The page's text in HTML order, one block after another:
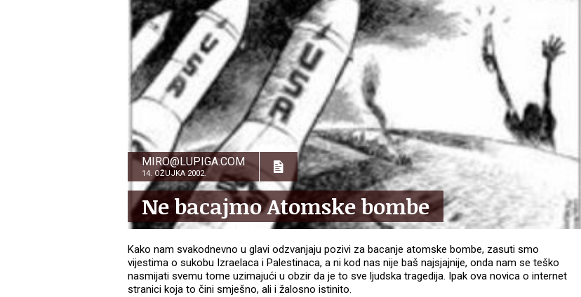
MIRO@LUPIGA.COM
14. OŽUJKA 2002.
Ne bacajmo Atomske bombe
Kako nam svakodnevno u glavi odzvanjaju pozivi za bacanje atomske bombe, zasuti smo
vijestima o sukobu Izraelaca i Palestinaca, a ni kod nas nije baš najsjajnije, onda nam se teško
nasmijati svemu tome uzimajući u obzir da je to sve ljudska tragedija. Ipak ova novica o internet
stranici koja to čini smješno, ali i žalosno istinito.